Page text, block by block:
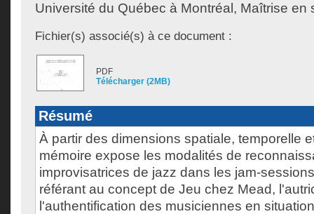
Université du Québec à Montréal, Maîtrise en
Fichier(s) associé(s) à ce document :
PDF
Télécharger (2MB)
Résumé
À partir des dimensions spatiale, temporelle
mémoire expose les modalités de
improvisatrices de jazz dans les jam-
référant au concept de Jeu chez Mead,
l'authentification des musiciennes en